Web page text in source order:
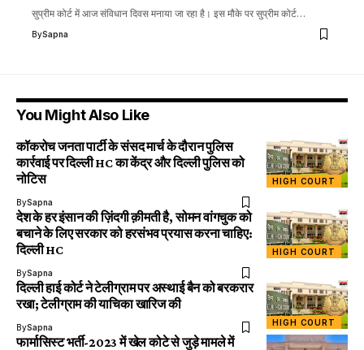
सुप्रीम कोर्ट में आज संविधान दिवस मनाया जा रहा है। इस मौके पर सुप्रीम कोर्ट…
BySapna
You Might Also Like
HIGH COURT
कॉकरोच जनता पार्टी के संसद मार्च के दौरान पुलिस
कार्रवाई पर दिल्ली HC का केंद्र और दिल्ली पुलिस को
नोटिस
BySapna
HIGH COURT
देश के हर इंसान की ज़िंदगी क़ीमती है, सोमन वांगचुक को
बचाने के लिए सरकार को हरसंभव प्रयास करना चाहिए:
दिल्ली HC
BySapna
HIGH COURT
दिल्ली हाई कोर्ट ने टेलीग्राम पर अस्थाई बैन को बरकरार
रखा; टेलीग्राम की याचिका खारिज की
BySapna
फार्मासिस्ट भर्ती-2023 में खेल कोटे से जुड़े मामले में